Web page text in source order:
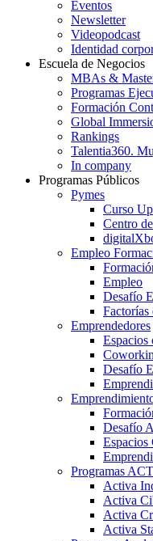
Eventos
Newsletter
Videopodcast
Identidad
Escuela de Negocios
MBAs &
Programas
Formación
Global
Rankings
Talentia360.
In company
Programas Públicos
Pymes
Curso
Centro
Empleo
Empleo
Desafío
Factorías
Emprendedores
Desafío
Desafío
Programas
Activa
Activa
Activa
Activa